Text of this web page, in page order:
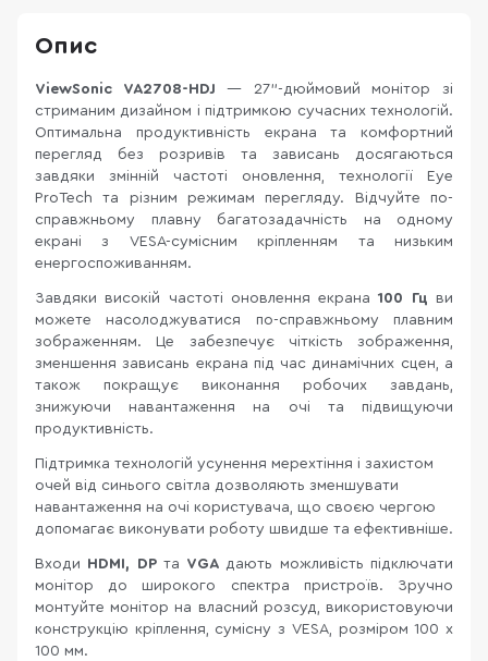
Опис
ViewSonic VA2708-HDJ — 27"-дюймовий монітор зі
стриманим дизайном і підтримкою сучасних технологій.
Оптимальна продуктивність екрана та комфортний
перегляд без розривів та зависань досягаються
завдяки змінній частоті оновлення, технології Eye
ProTech та різним режимам перегляду. Відчуйте по-
справжньому плавну багатозадачність на одному
екрані з VESA-сумісним кріпленням та низьким
енергоспоживанням.
Завдяки високій частоті оновлення екрана100 Гц ви
можете насолоджуватися по-справжньому плавним
зображенням. Це забезпечує чіткість зображення,
зменшення зависань екрана під час динамічних сцен, а
також покращує виконання робочих завдань,
знижуючи навантаження на очі та підвищуючи
продуктивність.
Підтримка технологій усунення мерехтіння і захистом
очей від синього світла дозволяють зменшувати
навантаження на очі користувача, що своєю чергою
допомагає виконувати роботу швидше та ефективніше.
Входи HDMI, DPта VGA дають можливість підключати
монітор до широкого спектра пристроїв. Зручно
монтуйте монітор на власний розсуд, використовуючи
конструкцію кріплення, сумісну з VESA, розміром 100 x
100 мм.